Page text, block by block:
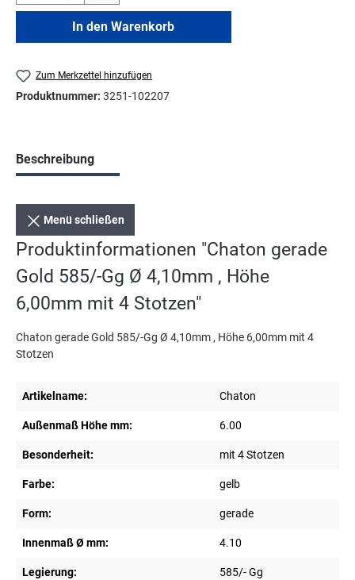
In den Warenkorb
Zum Merkzettel hinzufügen
Produktnummer: 3251-102207
Beschreibung
Menü schließen
Produktinformationen "Chaton gerade
Gold 585/-Gg Ø 4,10mm , Höhe
6,00mm mit 4 Stotzen"
Chaton gerade Gold 585/-Gg Ø 4,10mm , Höhe 6,00mm mit 4
Stotzen
Artikelname: Chaton
Außenmaß Höhe mm: 6.00
Besonderheit: mit 4 Stotzen
Farbe: gelb
Form: gerade
Innenmaß Ø mm: 4.10
Legierung: 585/- Gg